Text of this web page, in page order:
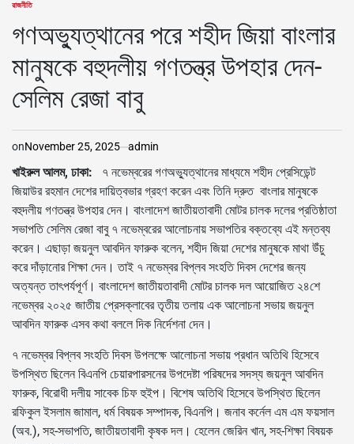
POSTED
রাজনীতি
গণঅভ্যুত্থানের পরে শহীদ জিয়া বাংলার
মানুষকে বহুদলীয় গণতন্ত্র উপহার দেন-
সেলিম রেজা বাবু
onNovember 25, 2025 admin
খাইরুল আলম, ঢাকা: ৭ নভেম্বরের গণঅভ্যুত্থানের মাধ্যমে শহীদ প্রেসিডেন্ট
জিয়াউর রহমান দেশের দায়িত্বভার গ্রহণ করেন এবং তিনি দ্রুত বাংলার মানুষকে
বহুদলীয় গণতন্ত্র উপহার দেন। বাংলাদেশ জাতীয়তাবাদী মোটর চালক দলের প্রতিষ্ঠাতা
সভাপতি সেলিম রেজা বাবু ৭ নভেম্বরের আলোচনায় সভাপতির বক্তব্যে এই মন্তব্য
করেন। এছাড়া জয়নুল আবদিন ফারুক বলেন, শহীদ জিয়া দেশের মানুষকে মাথা উঁচু
করে দাঁড়ানোর শিক্ষা দেন। তাই ৭ নভেম্বর বিপ্লব সংহতি দিবস দেশের জন্য
অত্যন্ত তাৎপর্যপূর্ণ। বাংলাদেশ জাতীয়তাবাদী মোটর চালক দল আয়োজিত ২৪শে
নভেম্বর ২০২৫ জাতীয় প্রেসক্লাবের তৃতীয় তলায় এক আলোচনা সভায় জয়নুল
আবদিন ফারুক এসব কথা বললে দিক নির্দেশনা দেন।
৭ নভেম্বর বিপ্লব সংহতি দিবস উপলক্ষে আলোচনা সভায় প্রধান অতিথি হিসেবে
উপস্থিত ছিলেন বিএনপি চেয়ারপারসনের উপদেষ্টা পরিষদের সদস্য জয়নুল আবদিন
ফারুক, বিরোধী দলীয় সাবেক চিফ হুইপ। বিশেষ অতিথি হিসেবে উপস্থিত ছিলেন
রফিকুল ইসলাম জামাল, ধর্ম বিষয়ক সম্পাদক, বিএনপি। জনাব কর্নেল এম এম ফয়সাল
(অব.), সহ-সভাপতি, জাতীয়তাবাদী কৃষক দল। হেলেন জেরিন খান, সহ-শিক্ষা বিষয়ক